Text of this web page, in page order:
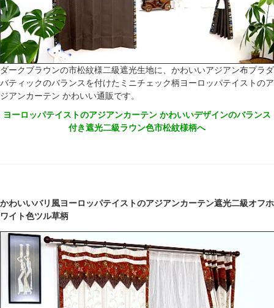
ダークブラウンの市松紋様二級遮光生地に、かわいいアジアン布プラダ
バティックのバランスを付けたミニチェック柄ヨーロッパテイストのア
ジアンカーテン かわいい通販です。
ヨーロッパテイストのアジアンカーテン かわいいデザインのバランス
付き遮光二級ラウン色市松紋様柄へ
かわいいバリ風ヨーロッパテイストのアジアンカーテン遮光二級オフホ
ワイト色ツル草柄